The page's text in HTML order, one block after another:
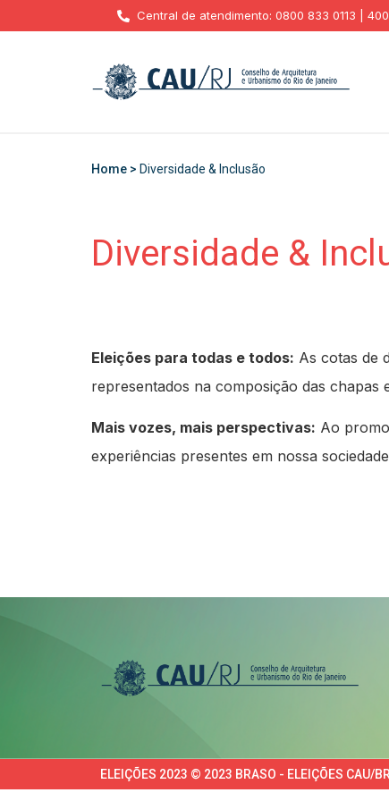
Central de atendimento: 0800 833 0113 |
Home > Diversidade & Inclusão
Diversidade &
Eleições para todas e todos: As cotas de
representados na composição das chapas
Mais vozes, mais perspectivas: Ao
experiências presentes em nossa
ELEIÇÕES 2023 © 2023 BRASO - ELEIÇÕES CAU/BR